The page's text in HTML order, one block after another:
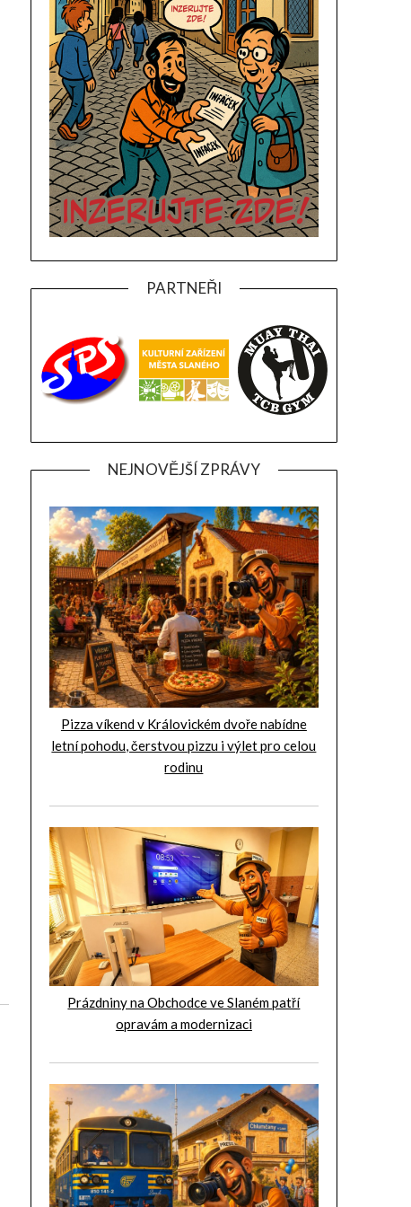
PARTNEŘI
NEJNOVĚJŠÍ ZPRÁVY
Pizza víkend v Královickém dvoře nabídne
letní pohodu, čerstvou pizzu i výlet pro celou
rodinu
Prázdniny na Obchodce ve Slaném patří
opravám a modernizaci